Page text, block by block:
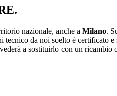
nazionale, anche a Milano.
tecnico da noi scelto è certificato
a sostituirlo con un ricambio